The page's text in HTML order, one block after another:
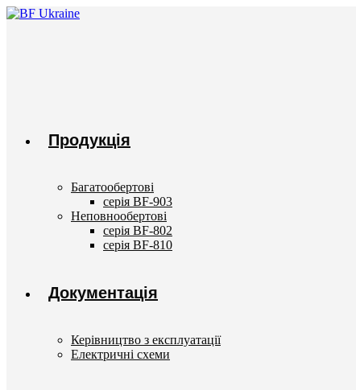
Перейти
Продукція
Багатообертові
серія BF-903
Неповнообертові
серія BF-802
серія BF-810
Документація
Керівництво з експлуатації
Електричні схеми